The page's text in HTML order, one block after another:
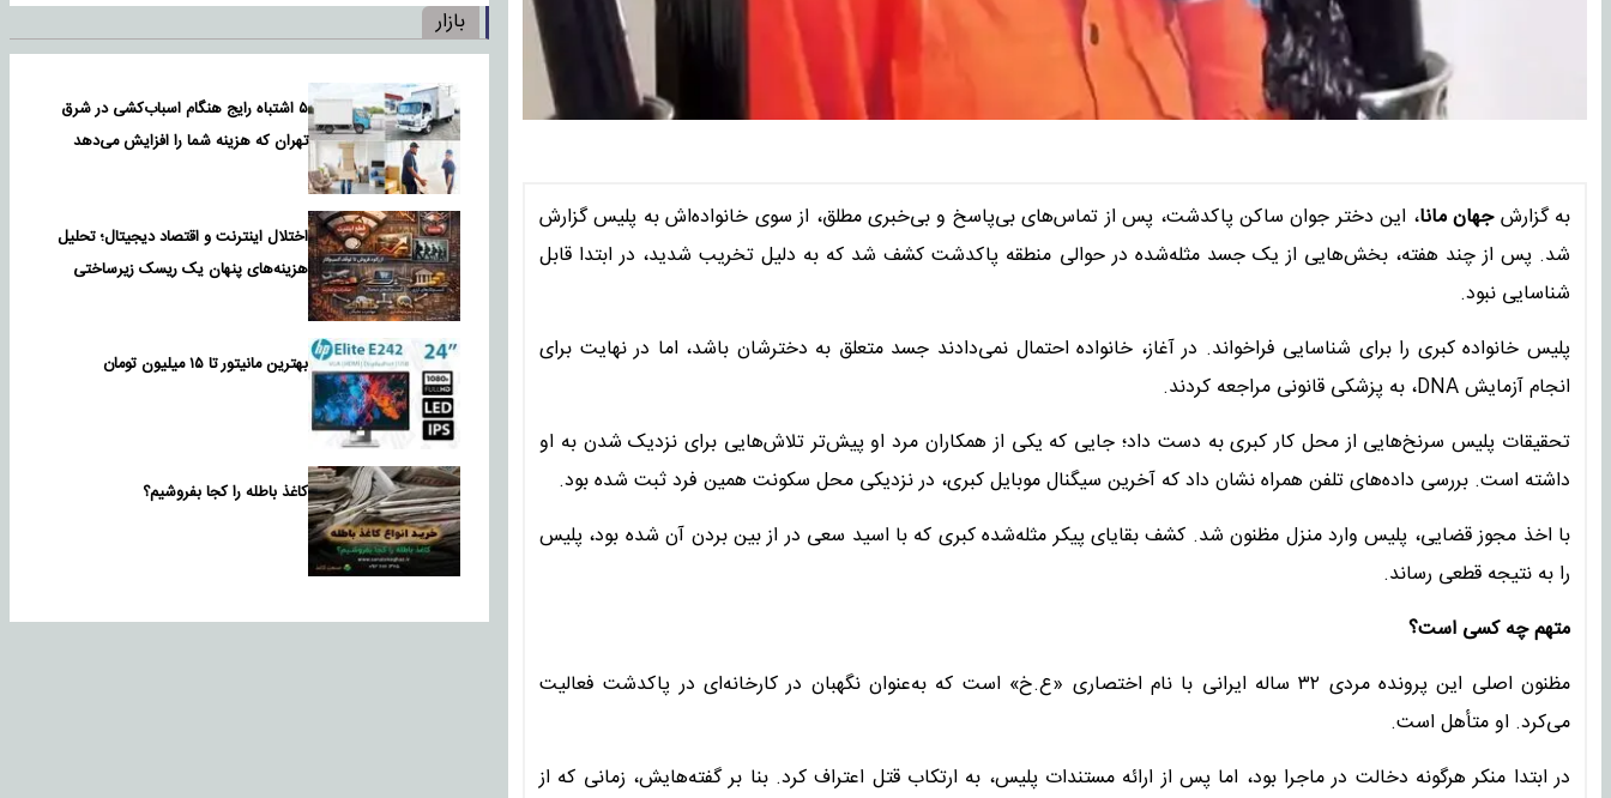
به گزارشجهان مانا، این دختر جوان ساکن پاکدشت، پس از تماس‌های بی‌پاسخ و بی‌خبری مطلق، از سوی خانواده‌اش به پلیس گزارش
شد. پس از چند هفته، بخش‌هایی از یک جسد مثله‌شده در حوالی منطقه پاکدشت کشف شد که به دلیل تخریب شدید، در ابتدا قابل
شناسایی نبود.
پلیس خانواده کبری را برای شناسایی فراخواند. در آغاز، خانواده احتمال نمی‌دادند جسد متعلق به دخترشان باشد، اما در نهایت برای
انجام آزمایش DNA، به پزشکی قانونی مراجعه کردند.
تحقیقات پلیس سرنخ‌هایی از محل کار کبری به دست داد؛ جایی که یکی از همکاران مرد او پیش‌تر تلاش‌هایی برای نزدیک شدن به او
داشته است. بررسی داده‌های تلفن همراه نشان داد که آخرین سیگنال موبایل کبری، در نزدیکی محل سکونت همین فرد ثبت شده بود.
با اخذ مجوز قضایی، پلیس وارد منزل مظنون شد. کشف بقایای پیکر مثله‌شده کبری که با اسید سعی در از بین بردن آن شده بود، پلیس
را به نتیجه قطعی رساند.
متهم چه کسی است؟
مظنون اصلی این پرونده مردی ۳۲ ساله ایرانی با نام اختصاری «ع.خ» است که به‌عنوان نگهبان در کارخانه‌ای در پاکدشت فعالیت
می‌کرد. او متأهل است.
در ابتدا منکر هرگونه دخالت در ماجرا بود، اما پس از ارائه مستندات پلیس، به ارتکاب قتل اعتراف کرد. بنا بر گفته‌هایش، زمانی که از
بازار
۵ اشتباه رایج هنگام اسباب‌کشی در شرق
تهران که هزینه شما را افزایش می‌دهد
اختلال اینترنت و اقتصاد دیجیتال؛ تحلیل
هزینه‌های پنهان یک ریسک زیرساختی
بهترین مانیتور تا ۱۵ میلیون تومان
کاغذ باطله را کجا بفروشیم؟